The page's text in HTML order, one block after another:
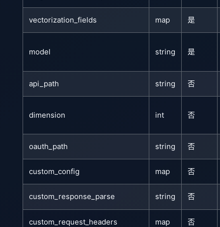
vectorization_fields map 是
model string 是
api_path string 否
dimension int 否
oauth_path string 否
custom_config map 否
custom_response_parse string 否
custom_request_headers map 否